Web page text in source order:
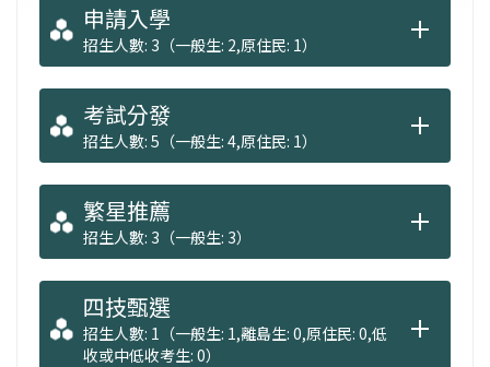
申請入學
招生人數: 3（一般生: 2,原住民: 1）
考試分發
招生人數: 5（一般生: 4,原住民: 1）
繁星推薦
招生人數: 3（一般生: 3）
四技甄選
招生人數: 1（一般生: 1,離島生: 0,原住民: 0,低
收或中低收考生: 0）